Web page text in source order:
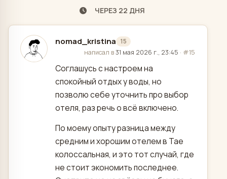
ЧЕРЕЗ 22 ДНЯ
nomad_kristina 15
отредактировано
написал в31 мая 2026 г., 23:45 · #15
Соглашусь с настроем на
спокойный отдых у воды, но
позволю себе уточнить про выбор
отеля, раз речь о всё включено.
По моему опыту разница между
средним и хорошим отелем в Тае
колоссальная, и это тот случай, где
не стоит экономить последнее.